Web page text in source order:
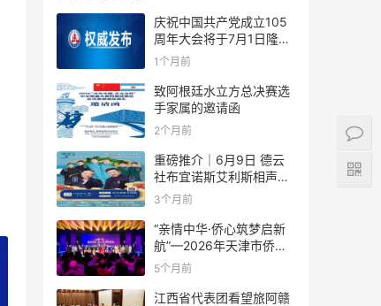
庆祝中国共产党成立105
周年大会将于7月1日隆重
举行
1个月前
致阿根廷水立方总决赛选
手家属的邀请函
2个月前
重磅推介｜6月9日 德云
社布宜诺斯艾利斯相声专
场！国风曲艺邂逅南美风
结！
3个月前
“亲情中华·侨心筑梦启新
航”—2026年天津市侨界
新春联谊活动成功举办
5个月前
江西省代表团看望旅阿赣